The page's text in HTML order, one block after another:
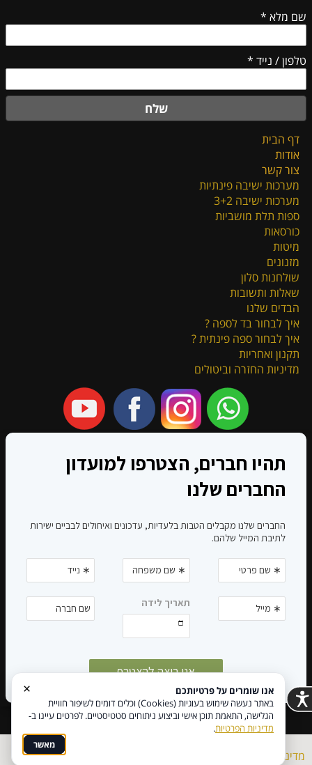
שם מלא *
טלפון / נייד *
שלח
דף הבית
אודות
צור קשר
מערכות ישיבה פינתיות
מערכות ישיבה 3+2
ספות תלת מושביות
כורסאות
מיטות
מזנונים
שולחנות סלון
שאלות ותשובות
הבדים שלנו
איך לבחור בד לספה ?
איך לבחור ספה פינתית ?
תקנון ואחריות
מדיניות החזרה וביטולים
מדיניות פרטיות
×
אנו שומרים על פרטיותכם
באתר נעשה שימוש בעוגיות (Cookies) וכלים דומים לשיפור חוויית
הגלישה, התאמת תוכן אישי וביצוע ניתוחים סטטיסטיים. לפרטים עיינו ב-
מדיניות הפרטיות.
מאשר